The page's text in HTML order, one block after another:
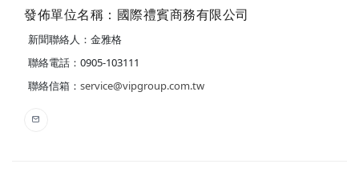
發佈單位名稱：國際禮賓商務有限公司
新聞聯絡人：金雅格
聯絡電話：0905-103111
聯絡信箱： service@vipgroup.com.tw